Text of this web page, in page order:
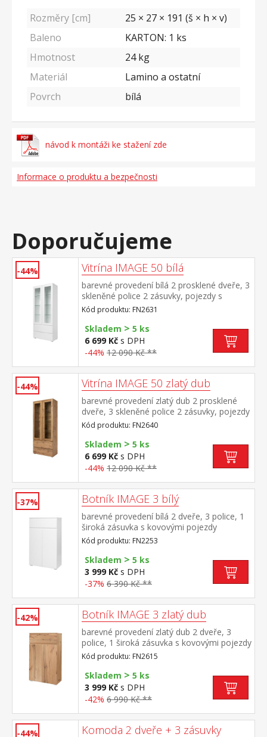
Rozměry [cm]
25 × 27 × 191 (š × h × v)
Baleno
KARTON: 1 ks
Hmotnost
24kg
Materiál
Lamino a ostatní
Povrch
bílá
návod k montáži ke stažení zde
Informace o produktu a bezpečnosti
Doporučujeme
-44% Vitrína IMAGE 50 bílá
barevné provedení bílá 2 prosklené dveře, 3
skleněné police 2 zásuvky, pojezdy s
kuličkovými ložisky záda jsou oboustranná,
možno zvolit barevné provedení bílá nebo
zlatý dub
Kód produktu: FN2631
Skladem > 5 ks
6 699 Kč s DPH
-44% 12 090 Kč **
-44% Vitrína IMAGE 50 zlatý dub
barevné provedení zlatý dub 2 prosklené
dveře, 3 skleněné police 2 zásuvky, pojezdy
s kuličkovými ložisky záda jsou
oboustranná, možno zvolit barevné
provedení zlatý dub nebo bílá
Kód produktu: FN2640
Skladem > 5 ks
6 699 Kč s DPH
-44% 12 090 Kč **
-37% Botník IMAGE 3 bílý
barevné provedení bílá 2 dveře, 3 police, 1
široká zásuvka s kovovými pojezdy
Kód produktu: FN2253
Skladem > 5 ks
3 999 Kč s DPH
-37% 6 390 Kč **
-42% Botník IMAGE 3 zlatý dub
barevné provedení zlatý dub 2 dveře, 3
police, 1 široká zásuvka s kovovými pojezdy
Kód produktu: FN2615
Skladem > 5 ks
3 999 Kč s DPH
-42% 6 990 Kč **
-44%
Komoda 2 dveře + 3 zásuvky